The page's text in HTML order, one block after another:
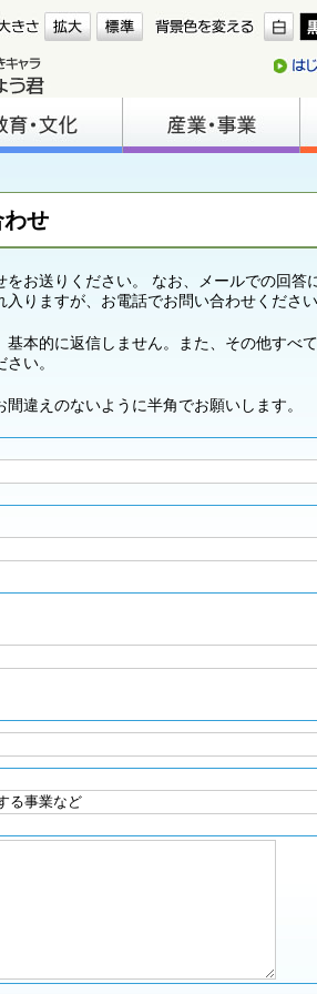
せ
をお送りください。 なお、メールでの回答
りますが、お電話でお問い合わせください
基本的に返信しません。また、その他すべ
い。
違えのないように半角でお願いします。